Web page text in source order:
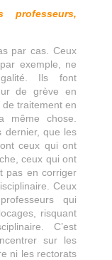
par cas. Ceux
exemple, ne
Ils font
de grève en
traitement en
même chose.
dernier, que les
ceux qui ont
ceux qui ont
pas en corriger
Ceux
qui
risquant
C’est
sur les
ni les rectorats